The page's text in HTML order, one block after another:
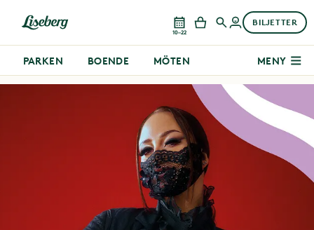
10–22
BILJETTER
PARKEN BOENDE MÖTEN MENY